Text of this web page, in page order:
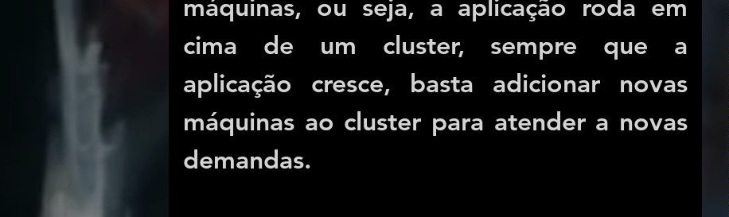
cima de um cluster, sempre que a
aplicação cresce, basta adicionar novas
máquinas ao cluster para atender a novas
demandas.